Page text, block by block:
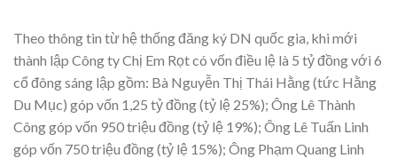
Theo thông tin từ hệ thống đăng ký DN quốc gia, khi mới
thành lập Công ty Chị Em Rọt có vốn điều lệ là 5 tỷ đồng với 6
cổ đông sáng lập gồm: Bà Nguyễn Thị Thái Hằng (tức Hằng
Du Mục) góp vốn 1,25 tỷ đồng (tỷ lệ 25%); Ông Lê Thành
Công góp vốn 950 triệu đồng (tỷ lệ 19%); Ông Lê Tuấn Linh
góp vốn 750 triệu đồng (tỷ lệ 15%); Ông Phạm Quang Linh